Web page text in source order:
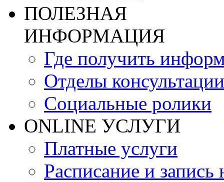
ПОЛЕЗНАЯ
ИНФОРМАЦИЯ
Где получить
Отделы консультации
Социальные ролики
ONLINE УСЛУГИ
Платные услуги
Расписание и запись